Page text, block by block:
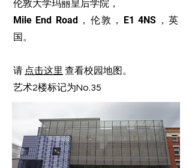
伦敦大学玛丽皇后学院，
Mile End Road，伦敦，E1 4NS，英
国。
请 点击这里 查看校园地图。
艺术2楼标记为No.35